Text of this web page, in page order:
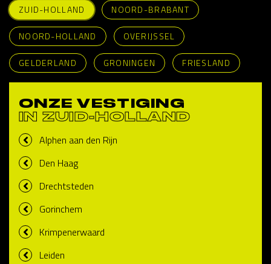
ZUID-HOLLAND
NOORD-BRABANT
NOORD-HOLLAND OVERIJSSEL
GELDERLAND GRONINGEN FRIESLAND
ONZE VESTIGING
IN ZUID-HOLLAND
Alphen aan den Rijn
Den Haag
Drechtsteden
Gorinchem
Krimpenerwaard
Leiden